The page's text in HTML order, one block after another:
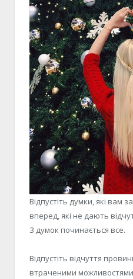
Відпустіть думки, які вам
вперед, які не дають
З думок починається все.
Відпустіть відчуття
втраченими